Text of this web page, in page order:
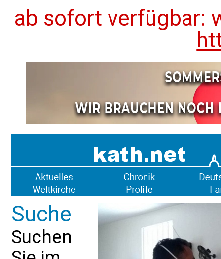
ab sofort verfügbar:
Suche
Suchen